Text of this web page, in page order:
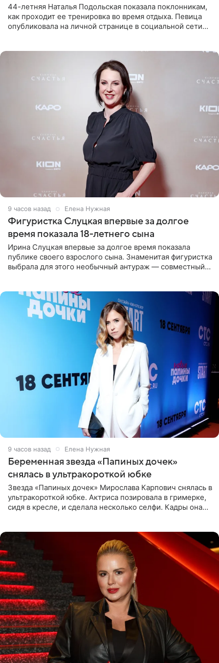
44-летняя Наталья Подольская показала поклонникам,
как проходит ее тренировка во время отдыха. Певица
опубликовала на личной странице в социальной сети
9 часов назад Елена Нужная
Фигуристка Слуцкая впервые за долгое
время показала 18-летнего сына
Ирина Слуцкая впервые за долгое время показала
публике своего взрослого сына. Знаменитая фигуристка
выбрала для этого необычный антураж — совместный
9 часов назад Елена Нужная
Беременная звезда «Папиных дочек»
снялась в ультракороткой юбке
Звезда «Папиных дочек» Мирослава Карпович снялась в
ультракороткой юбке. Актриса позировала в гримерке,
сидя в кресле, и сделала несколько селфи. Кадры она